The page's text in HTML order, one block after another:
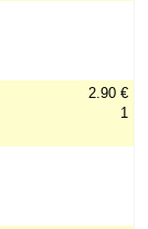
2.90 €
1